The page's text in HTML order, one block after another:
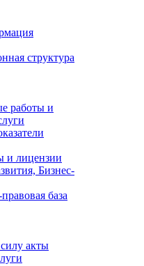
структура
работы и
и лицензии
Бизнес-
база
акты